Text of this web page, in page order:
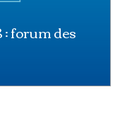
forum des